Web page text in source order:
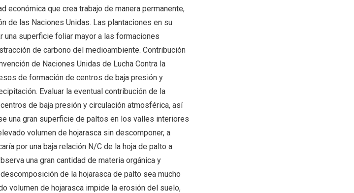
económica que crea trabajo de manera permanente,
de las Naciones Unidas. Las plantaciones en su
superficie foliar mayor a las formaciones
de carbono del medioambiente. Contribución
de Naciones Unidas de Lucha Contra la
de formación de centros de baja presión y
Evaluar la eventual contribución de la
de baja presión y circulación atmosférica, así
una gran superficie de paltos en los valles interiores
volumen de hojarasca sin descomponer, a
por una baja relación N/C de la hoja de palto a
una gran cantidad de materia orgánica y
de la hojarasca de palto sea mucho
volumen de hojarasca impide la erosión del suelo,